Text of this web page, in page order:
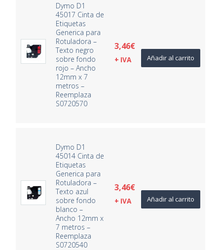
Dymo D1
45017 Cinta de
Etiquetas
Generica para
Rotuladora –
Texto negro
sobre fondo
rojo – Ancho
12mm x 7
metros –
Reemplaza
S0720570
3,46€
+ IVA Añadir al carrito
Dymo D1
45014 Cinta de
Etiquetas
Generica para
Rotuladora –
Texto azul
sobre fondo
blanco –
Ancho 12mm x
7 metros –
Reemplaza
S0720540
3,46€
+ IVA Añadir al carrito